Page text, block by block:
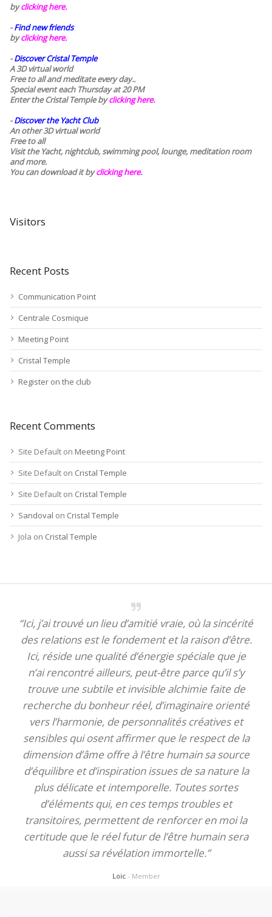
byclicking here.
-Find new friends
byclicking here.
-Discover Cristal Temple
A 3D virtual world
Free to all and meditate every day..
Special event each Thursday at 20 PM
Enter the Cristal Temple byclicking here.
-Discover the Yacht Club
An other 3D virtual world
Free to all
Visit the Yacht, nightclub, swimming pool, lounge, meditation room
and more.
You can download it byclicking here.
Visitors
Recent Posts
Communication Point
Centrale Cosmique
Meeting Point
Cristal Temple
Register on the club
Recent Comments
Site Default on Meeting Point
Site Default on Cristal Temple
Site Default on Cristal Temple
Sandoval on Cristal Temple
Jola on Cristal Temple
“Ici, j’ai trouvé un lieu d’amitié vraie, où la sincérité
des relations est le fondement et la raison d’être.
Ici, réside une qualité d’énergie spéciale que je
n’ai rencontré ailleurs, peut-être parce qu’il s’y
trouve une subtile et invisible alchimie faite de
recherche du bonheur réel, d’imaginaire orienté
vers l’harmonie, de personnalités créatives et
sensibles qui osent affirmer que le respect de la
dimension d’âme offre à l’être humain sa source
d’équilibre et d’inspiration issues de sa nature la
plus délicate et intemporelle. Toutes sortes
d’éléments qui, en ces temps troubles et
transitoires, permettent de renforcer en moi la
certitude que le réel futur de l’être humain sera
aussi sa révélation immortelle.”
Loic - Member